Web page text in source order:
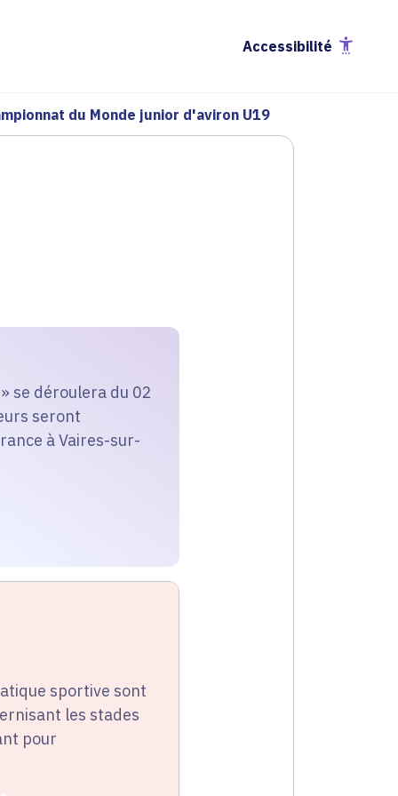
Accessibilité
du Monde junior d'aviron U19
se déroulera du 02
seront
à Vaires-sur-
sportive sont
les stades
pour